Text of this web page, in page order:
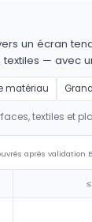
un écran
— avec
matériau
textiles et
après validation